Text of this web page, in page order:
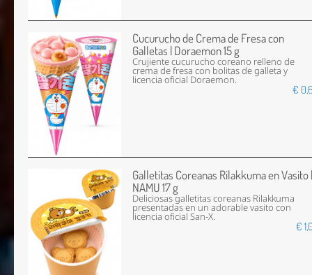
Cucurucho de Crema de Fresa con
Galletas | Doraemon 15 g
Crujiente cucurucho coreano relleno de
crema de fresa con bolitas de galleta y
licencia oficial Doraemon.
€
Galletitas Coreanas Rilakkuma en Vasito
NAMU 17 g
Deliciosas galletitas coreanas Rilakkuma
presentadas en un adorable vasito con
licencia oficial San-X.
€